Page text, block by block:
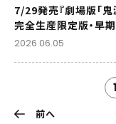
7/29発売『劇場版「
完全生産限定版・早
時間決定、応募期間延
2026.06.05
1
前へ